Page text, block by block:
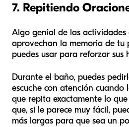
7. Repitiendo
Algo genial de las actividades
aprovechan la memoria de tu
puedes usar para reforzar sus
Durante el baño, puedes
escuche con atención cuando
que repita exactamente lo que
que, si le parece muy fácil,
más largas para que sea un